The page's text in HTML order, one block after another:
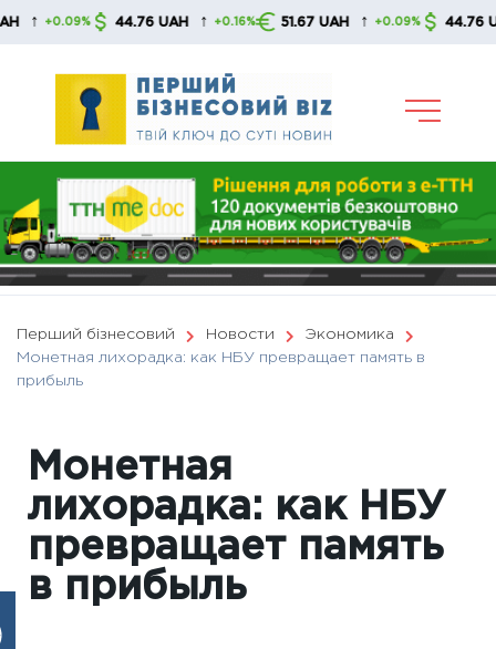
Skip
44.76 UAH ↑ +0.16% 51.67 UAH ↑ +0.09% 44.76 UAH ↑
Перший бізнесовий Новости
Экономика
Монетная лихорадка: как НБУ превращает память в
прибыль
Монетная
лихорадка: как НБУ
превращает память
в прибыль